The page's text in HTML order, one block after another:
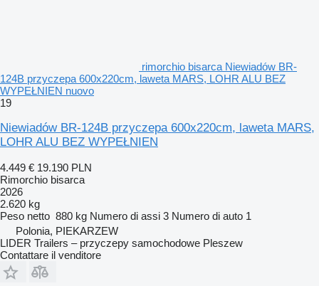
rimorchio bisarca Niewiadów BR-
124B przyczepa 600x220cm, laweta MARS, LOHR ALU BEZ
WYPEŁNIEN nuovo
19
Niewiadów BR-124B przyczepa 600x220cm, laweta MARS,
LOHR ALU BEZ WYPEŁNIEN
4.449 € 19.190 PLN
Rimorchio bisarca
2026
2.620 kg
Peso netto 880 kg Numero di assi 3 Numero di auto 1
Polonia, PIEKARZEW
LIDER Trailers – przyczepy samochodowe Pleszew
Contattare il venditore